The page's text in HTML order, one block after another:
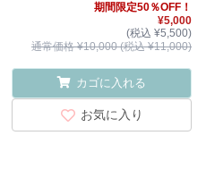
期間限定50％OFF！
¥5,000
(税込 ¥5,500)
通常価格 ¥10,000 (税込 ¥11,000)
カゴに入れる
お気に入り